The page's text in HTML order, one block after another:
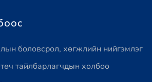
боловсрол, хөгжлийн нийгэмлэг
тайлбарлагчдын холбоо